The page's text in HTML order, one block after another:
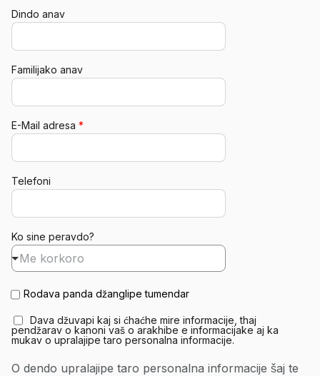
Dindo anav
Familijako anav
E-Mail adresa *
Telefoni
Ko sine peravdo?
Me korkoro
Aver informacije
Rodava panda džanglipe tumendar
Bestätigung*
Dava džuvapi kaj si ćhaćhe mire informacije, thaj
pendžarav o kanoni vaš o arakhibe e informacijake aj ka
mukav o upralajipe taro personalna informacije.
O dendo upralajipe taro personalna informacije šaj te